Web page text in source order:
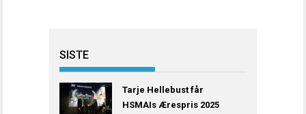
SISTE
Tarje Hellebust får
HSMAIs Ærespris 2025